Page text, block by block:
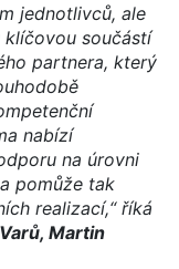
jednotlivců, ale
klíčovou součástí
partnera, který
nabízí
na úrovni
pomůže tak
realizací,“ říká
Martin